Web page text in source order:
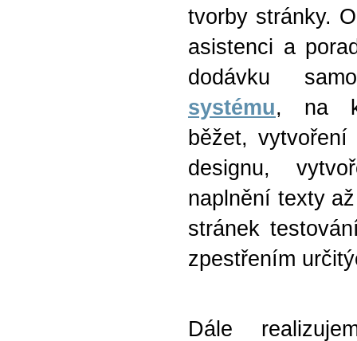
tvorby stránky.
asistenci a
dodávku
systému, na
běžet,
designu,
naplnění texty
stránek
zpestřením
Dále